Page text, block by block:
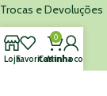
Trocas e Devoluções
MINEFARMA
LojaFavoritos
0
Carrinho
Minha conta